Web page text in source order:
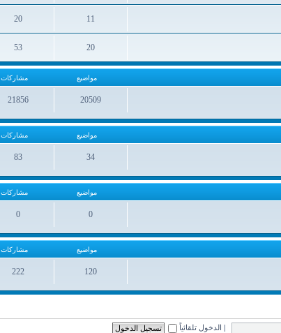
مواضيع
مشاركات
11
مواضيع
20
مشاركات
20
مواضيع
53
مشاركات
مواضيع مشاركات
20509
مواضيع
21856
مشاركات
مواضيع مشاركات
34
مواضيع
83
مشاركات
مواضيع مشاركات
0
مواضيع
0
مشاركات
مواضيع مشاركات
120
مواضيع
222
مشاركات
الدخول تلقائياً